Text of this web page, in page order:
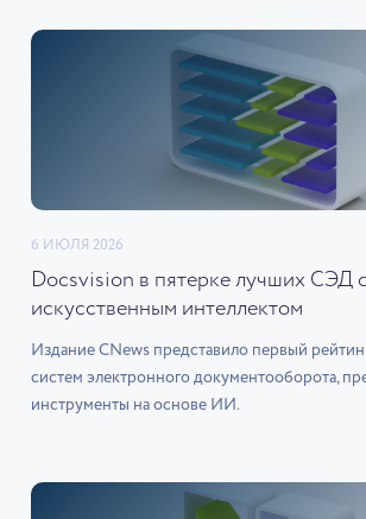
6 ИЮЛЯ 2026
Docsvision в пятерке лучших СЭД с
искусственным интеллектом
Издание CNews представило первый
систем электронного документооборота,
инструменты на основе ИИ.